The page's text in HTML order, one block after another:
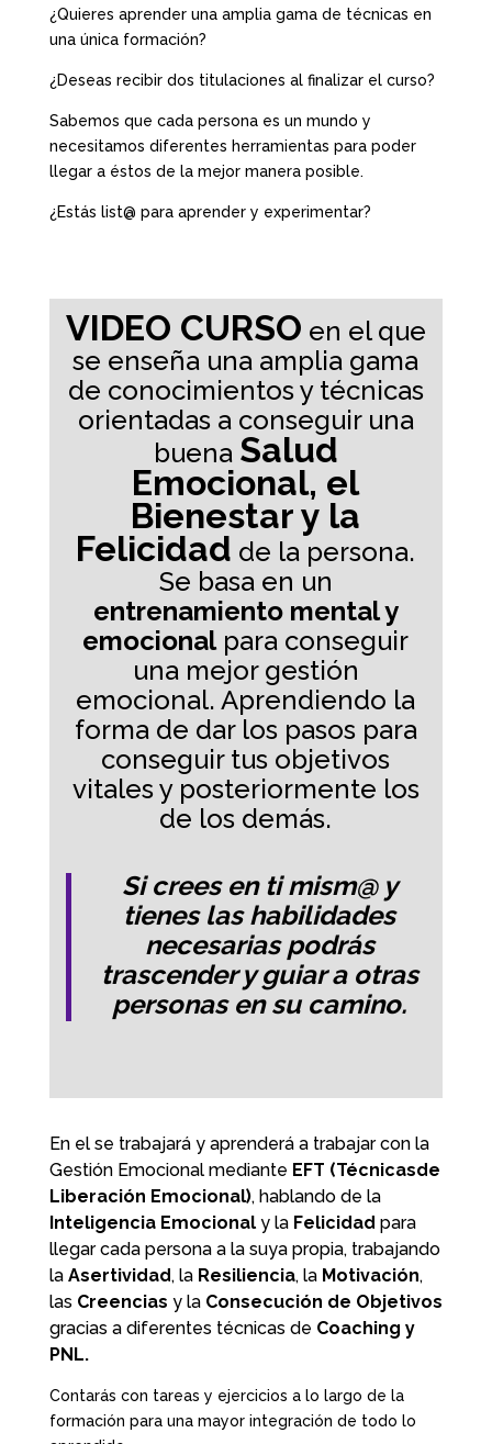
¿Quieres aprender una amplia gama de técnicas en
una única formación?
¿Deseas recibir dos titulaciones al finalizar el curso?
Sabemos que cada persona es un mundo y
necesitamos diferentes herramientas para poder
llegar a éstos de la mejor manera posible.
¿Estás list@ para aprender y experimentar?
VIDEO CURSO en el que
se enseña una amplia gama
de conocimientos y técnicas
orientadas a conseguir una
buena Salud
Emocional, el
Bienestar y la
Felicidad de la persona.
Se basa en un
entrenamiento mental y
emocionalpara conseguir
una mejor gestión
emocional. Aprendiendo la
forma de dar los pasos para
conseguir tus objetivos
vitales y posteriormente los
de los demás.
Si crees en ti mism@ y
tienes las habilidades
necesarias podrás
trascender y guiar a otras
personas en su camino.
En el se trabajará y aprenderá a trabajar con la
Gestión Emocional mediante EFT (Técnicasde
Liberación Emocional), hablando de la
Inteligencia Emocionaly laFelicidad para
llegar cada persona a la suya propia, trabajando
la Asertividad, la Resiliencia, laMotivación,
las Creencias y laConsecución de Objetivos
gracias a diferentes técnicas de Coaching y
PNL.
Contarás con tareas y ejercicios a lo largo de la
formación para una mayor integración de todo lo